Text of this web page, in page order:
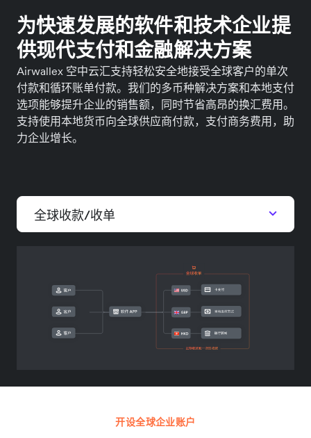
为快速发展的软件和技术企业提
供现代支付和金融解决方案
Airwallex 空中云汇支持轻松安全地接受全球客户的单次
付款和循环账单付款。我们的多币种解决方案和本地支付
选项能够提升企业的销售额，同时节省高昂的换汇费用。
支持使用本地货币向全球供应商付款，支付商务费用，助
力企业增长。
全球收款/收单
开设全球企业账户